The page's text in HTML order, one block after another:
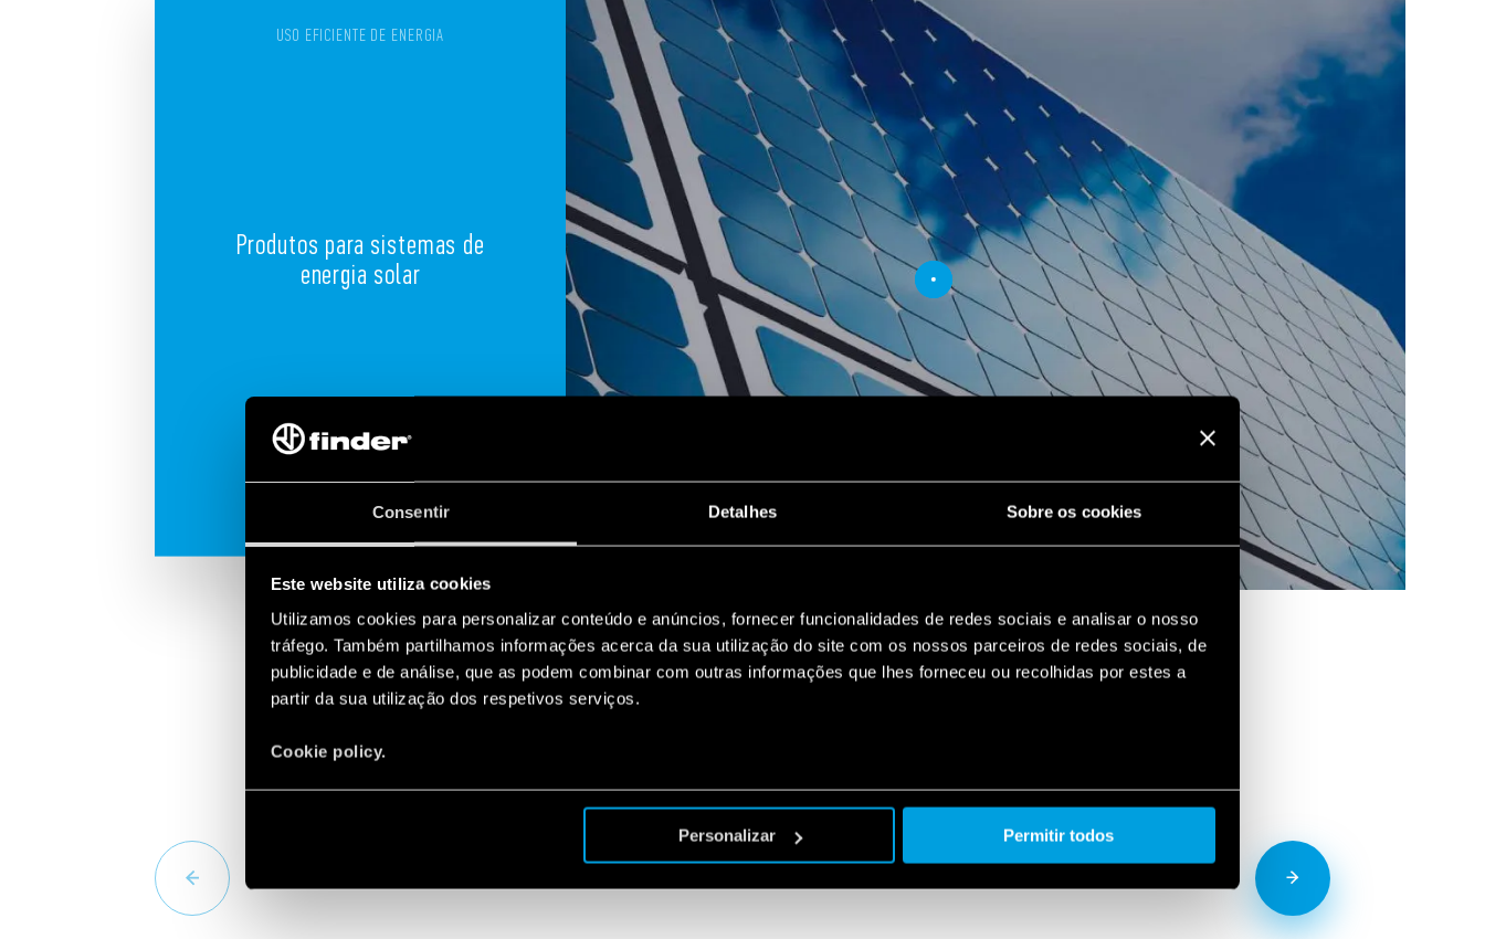
Consentir Detalhes Sobre os cookies
Este website utiliza cookies
Utilizamos cookies para personalizar conteúdo e anúncios, fornecer funcionalidades de redes sociais e analisar o nosso
tráfego. Também partilhamos informações acerca da sua utilização do site com os nossos parceiros de redes sociais, de
publicidade e de análise, que as podem combinar com outras informações que lhes forneceu ou recolhidas por estes a
partir da sua utilização dos respetivos serviços.
Cookie policy.
Personalizar Permitir todos
USO EFICIENTE DE ENERGIA
Produtos para sistemas de
energia solar